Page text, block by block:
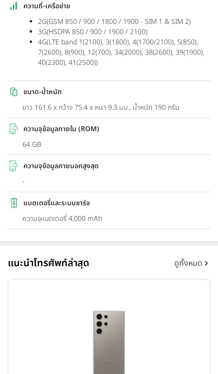
ความถี่-เครือข่าย
2G(GSM 850 / 900 / 1800 / 1900 - SIM 1 & SIM 2)
3G(HSDPA 850 / 900 / 1900 / 2100)
4G(LTE band 1(2100), 3(1800), 4(1700/2100), 5(850),
7(2600), 8(900), 12(700), 34(2000), 38(2600), 39(1900),
40(2300), 41(2500))
ขนาด-น้ำหนัก
ยาว 161.6 x กว้าง 75.4 x หนา 9.3 มม., น้ำหนัก 190 กรัม
ความจุข้อมูลภายใน (ROM)
64 GB
ความจุข้อมูลภายนอกสูงสุด
-
แบตเตอรี่และระบบชาร์จ
ความจุแบตเตอรี่ 4,000 mAh
แนะนำโทรศัพท์ล่าสุด ดูทั้งหมด